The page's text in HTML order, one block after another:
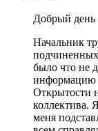
Добрый день
Начальник
было что не
информацию
Открытости
коллектива.
меня